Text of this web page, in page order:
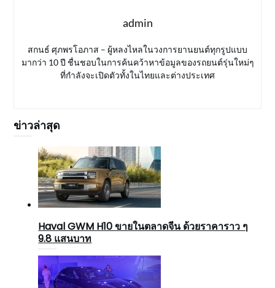
admin
สกนธ์ ศุภพรโอภาส – ผู้หลงไหลในวงการยานยนต์ทุกรูปแบบ
มากว่า 10 ปี ชื่นชอบในการค้นคว้าหาข้อมูลของรถยนต์รุ่นใหม่ๆ
ที่กำลังจะเปิดตัวทั้งในไทยและต่างประเทศ
ข่าวล่าสุด
Haval GWM H10 ขายในตลาดจีน ด้วยราคาราว ๆ
9.8 แสนบาท